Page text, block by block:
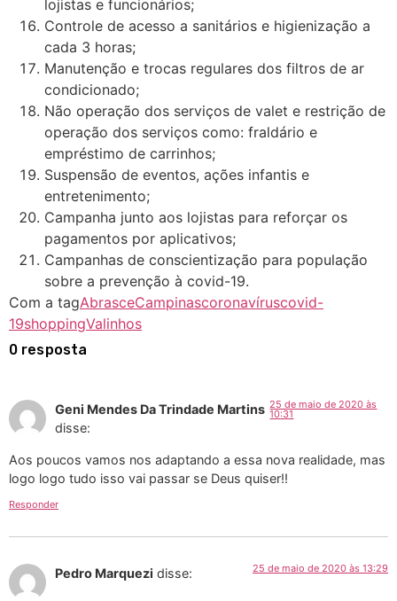
lojistas e funcionários;
Controle de acesso a sanitários e higienização a
cada 3 horas;
Manutenção e trocas regulares dos filtros de ar
condicionado;
Não operação dos serviços de valet e restrição de
operação dos serviços como: fraldário e
empréstimo de carrinhos;
Suspensão de eventos, ações infantis e
entretenimento;
Campanha junto aos lojistas para reforçar os
pagamentos por aplicativos;
Campanhas de conscientização para população
sobre a prevenção à covid-19.
Com a tagAbrasceCampinascoronavíruscovid-
19shoppingValinhos
0 resposta
Geni Mendes Da Trindade Martins
disse:
25 de maio de 2020 às
10:31
Aos poucos vamos nos adaptando a essa nova realidade, mas
logo logo tudo isso vai passar se Deus quiser!!
Responder
Pedro Marquezi disse: 25 de maio de 2020 às 13:29